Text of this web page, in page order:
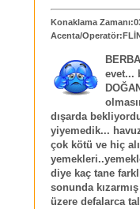
Konaklama
Acenta/
evet...
dışarda
yiyemedik...
çok kötü ve hiç
diye kaç tane
sonunda
üzere defalarca